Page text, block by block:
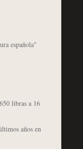
española"
libras a 16
años en